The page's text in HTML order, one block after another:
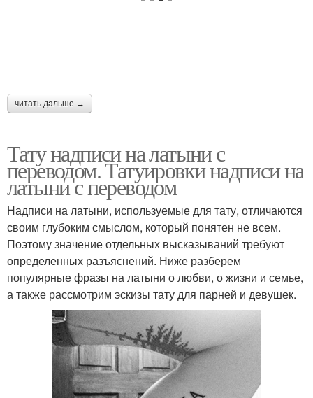
читать дальше →
Тату надписи на латыни с
переводом. Татуировки надписи на
латыни с переводом
Надписи на латыни, используемые для тату, отличаются
своим глубоким смыслом, который понятен не всем.
Поэтому значение отдельных высказываний требуют
определенных разъяснений. Ниже разберем
популярные фразы на латыни о любви, о жизни и семье,
а также рассмотрим эскизы тату для парней и девушек.